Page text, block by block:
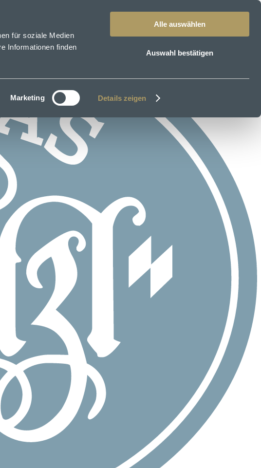
für soziale Medien
Informationen finden
Marketing Details zeigen
Alle auswählen
Auswahl bestätigen